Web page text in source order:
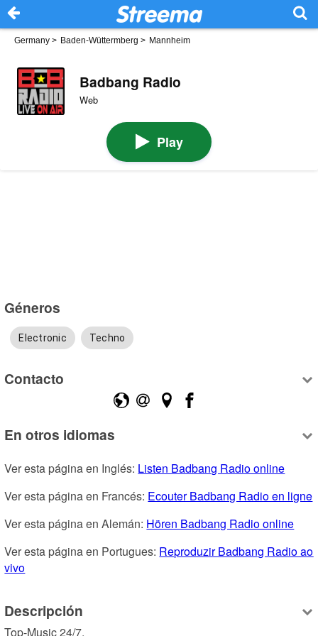
Germany > Baden-Wüttermberg > Mannheim
Badbang Radio
Web
Play
Géneros
Electronic Techno
Contacto
En otros idiomas
Ver esta página en Inglés: Listen Badbang Radio online
Ver esta página en Francés: Ecouter Badbang Radio en ligne
Ver esta página en Alemán: Hören Badbang Radio online
Ver esta página en Portugues: Reproduzir Badbang Radio ao
vivo
Descripción
Top-Music 24/7.